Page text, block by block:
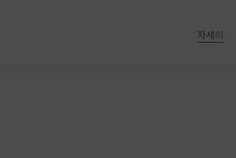
자세히